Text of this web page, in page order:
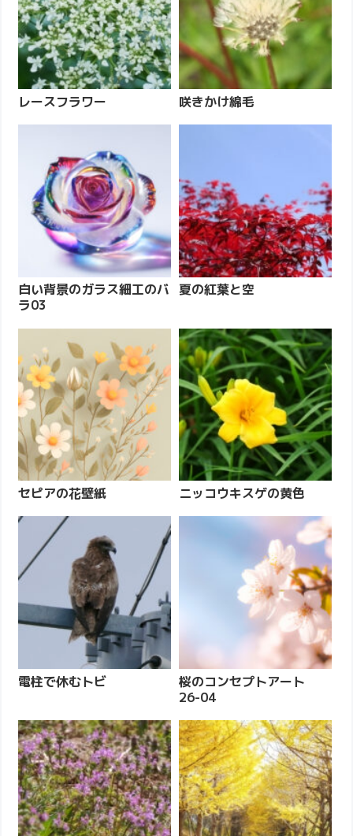
レースフラワー 咲きかけ綿毛
白い背景のガラス細工のバ
ラ03
夏の紅葉と空
セピアの花壁紙 ニッコウキスゲの黄色
電柱で休むトビ
桜のコンセプトアート
26-04